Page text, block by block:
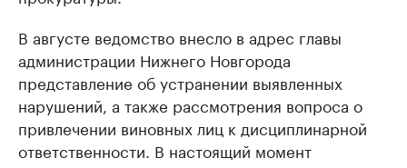
В августе ведомство внесло в адрес главы
администрации Нижнего Новгорода
представление об устранении выявленных
нарушений, а также рассмотрения вопроса о
привлечении виновных лиц к дисциплинарной
ответственности. В настоящий момент